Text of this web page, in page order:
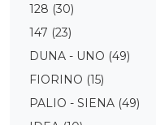
128 (30)
147 (23)
DUNA - UNO (49)
FIORINO (15)
PALIO - SIENA (49)